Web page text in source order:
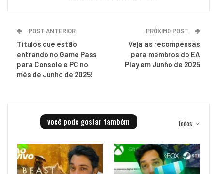
POST ANTERIOR
Títulos que estão
entrando no Game Pass
para Console e PC no
mês de Junho de 2025!
PRÓXIMO POST
Veja as recompensas
para membros do EA
Play em Junho de 2025
Todos
você pode gostar também